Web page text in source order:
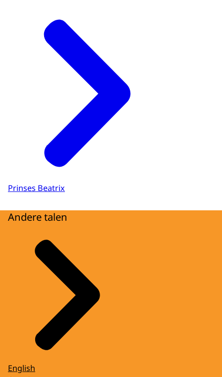
Prinses Beatrix
Andere talen
English